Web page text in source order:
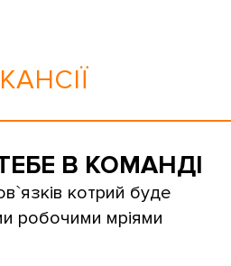
В КОМАНДІ
котрий буде
робочими мріями